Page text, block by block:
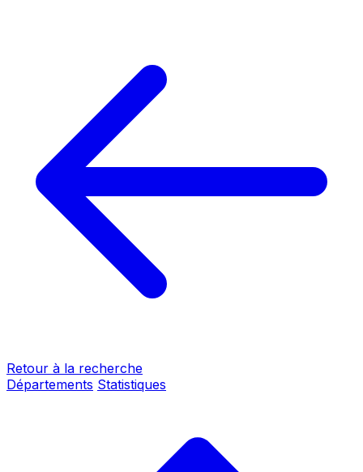
Retour à la recherche
Départements Statistiques